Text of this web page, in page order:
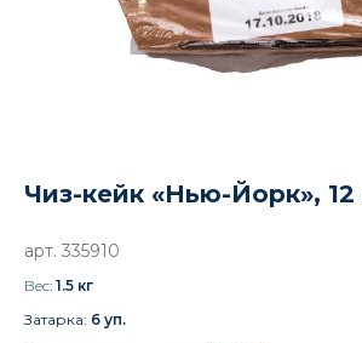
Чиз-кейк «Нью-Йорк»,
арт. 335910
Вес: 1.5 кг
Затарка: 6 уп.